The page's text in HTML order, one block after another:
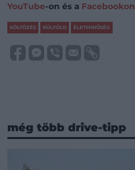
YouTube-on és a Facebookon
KÖLTÖZÉS KÜLFÖLD ÉLETMINŐSÉG
még több drive-tipp